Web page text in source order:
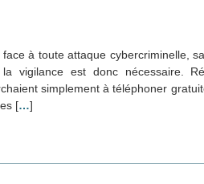
à toute attaque cybercriminelle,
vigilance est donc nécessaire.
simplement à téléphoner
[…]